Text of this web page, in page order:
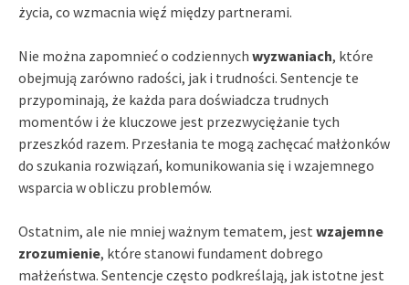
życia, co wzmacnia więź między partnerami.
Nie można zapomnieć o codziennych wyzwaniach, które
obejmują zarówno radości, jak i trudności. Sentencje te
przypominają, że każda para doświadcza trudnych
momentów i że kluczowe jest przezwyciężanie tych
przeszkód razem. Przesłania te mogą zachęcać małżonków
do szukania rozwiązań, komunikowania się i wzajemnego
wsparcia w obliczu problemów.
Ostatnim, ale nie mniej ważnym tematem, jest wzajemne
zrozumienie, które stanowi fundament dobrego
małżeństwa. Sentencje często podkreślają, jak istotne jest